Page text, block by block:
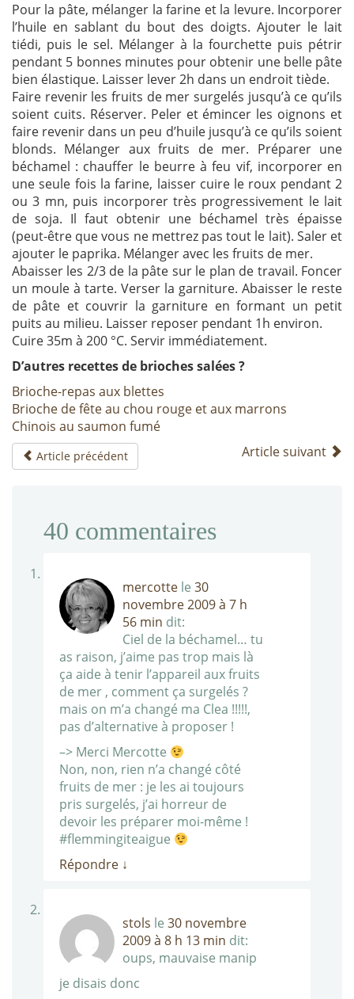
Pour la pâte, mélanger la farine et la levure. Incorporer
l’huile en sablant du bout des doigts. Ajouter le lait
tiédi, puis le sel. Mélanger à la fourchette puis pétrir
pendant 5 bonnes minutes pour obtenir une belle pâte
bien élastique. Laisser lever 2h dans un endroit tiède.
Faire revenir les fruits de mer surgelés jusqu’à ce qu’ils
soient cuits. Réserver. Peler et émincer les oignons et
faire revenir dans un peu d’huile jusqu’à ce qu’ils soient
blonds. Mélanger aux fruits de mer. Préparer une
béchamel : chauffer le beurre à feu vif, incorporer en
une seule fois la farine, laisser cuire le roux pendant 2
ou 3 mn, puis incorporer très progressivement le lait
de soja. Il faut obtenir une béchamel très épaisse
(peut-être que vous ne mettrez pas tout le lait). Saler et
ajouter le paprika. Mélanger avec les fruits de mer.
Abaisser les 2/3 de la pâte sur le plan de travail. Foncer
un moule à tarte. Verser la garniture. Abaisser le reste
de pâte et couvrir la garniture en formant un petit
puits au milieu. Laisser reposer pendant 1h environ.
Cuire 35m à 200 °C. Servir immédiatement.
D’autres recettes de brioches salées ?
Brioche-repas aux blettes
Brioche de fête au chou rouge et aux marrons
Chinois au saumon fumé
Article précédent Article suivant
40 commentaires
mercotte le 30
novembre 2009 à 7 h
56 min dit:
Ciel de la béchamel… tu
as raison, j’aime pas trop mais là
ça aide à tenir l’appareil aux fruits
de mer , comment ça surgelés ?
mais on m’a changé ma Clea !!!!!,
pas d’alternative à proposer !
–> Merci Mercotte
Non, non, rien n’a changé côté
fruits de mer : je les ai toujours
pris surgelés, j’ai horreur de
devoir les préparer moi-même !
#flemmingiteaigue
Répondre ↓
stols le 30 novembre
2009 à 8 h 13 min dit:
oups, mauvaise manip
je disais donc